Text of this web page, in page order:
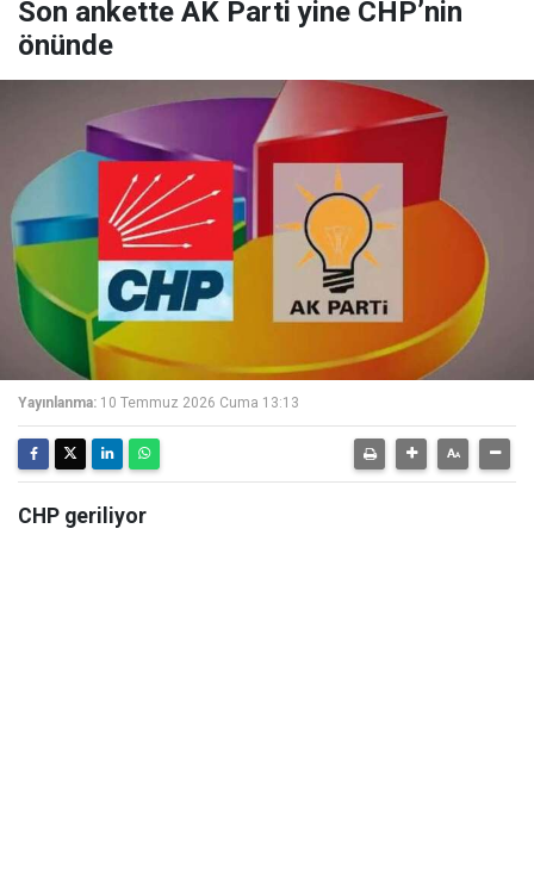
Son ankette AK Parti yine CHP’nin
önünde
Yayınlanma: 10 Temmuz 2026 Cuma 13:13
CHP geriliyor